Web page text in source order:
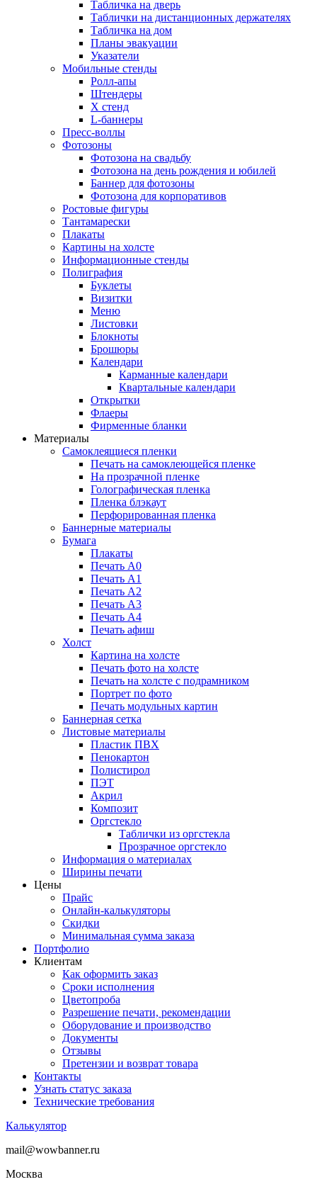
Табличка на дверь
Таблички на дистанционных держателях
Табличка на дом
Планы эвакуации
Указатели
Мобильные стенды
Ролл-апы
Штендеры
Х стенд
L-баннеры
Пресс-воллы
Фотозоны
Фотозона на свадьбу
Фотозона на день рождения и юбилей
Баннер для фотозоны
Фотозона для корпоративов
Ростовые фигуры
Тантамарески
Плакаты
Картины на холсте
Информационные стенды
Полиграфия
Буклеты
Визитки
Меню
Листовки
Блокноты
Брошюры
Календари
Карманные календари
Квартальные календари
Открытки
Флаеры
Фирменные бланки
Материалы
Самоклеящиеся пленки
Печать на самоклеющейся пленке
На прозрачной пленке
Голографическая пленка
Пленка блэкаут
Перфорированная пленка
Баннерные материалы
Бумага
Плакаты
Печать А0
Печать А1
Печать А2
Печать А3
Печать А4
Печать афиш
Холст
Картина на холсте
Печать фото на холсте
Печать на холсте с подрамником
Портрет по фото
Печать модульных картин
Баннерная сетка
Листовые материалы
Пластик ПВХ
Пенокартон
Полистирол
ПЭТ
Акрил
Композит
Оргстекло
Таблички из оргстекла
Прозрачное оргстекло
Информация о материалах
Ширины печати
Цены
Прайс
Онлайн-калькуляторы
Скидки
Минимальная сумма заказа
Портфолио
Клиентам
Как оформить заказ
Сроки исполнения
Цветопроба
Разрешение печати, рекомендации
Оборудование и производство
Документы
Отзывы
Претензии и возврат товара
Контакты
Узнать статус заказа
Технические требования
Калькулятор
mail@wowbanner.ru
Москва